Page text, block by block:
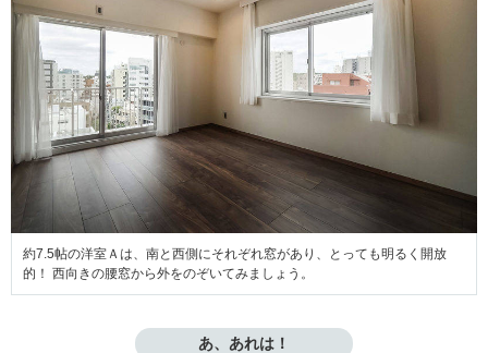
約7.5帖の洋室Ａは、南と西側にそれぞれ窓があり、とっても明るく開放
的！ 西向きの腰窓から外をのぞいてみましょう。
あ、あれは！